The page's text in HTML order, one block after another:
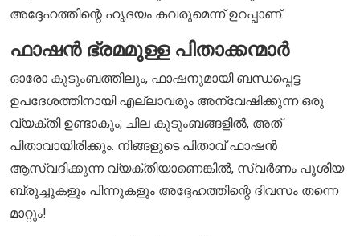
അദ്ദേഹത്തിന്റെ ഹൃദയം കവരുമെന്ന് ഉറപ്പാണ്.
ഫാഷൻ ഭ്രമമുള്ള പിതാക്കന്മാർ
ഓരോ കുടുംബത്തിലും, ഫാഷനുമായി ബന്ധപ്പെട്ട
ഉപദേശത്തിനായി എല്ലാവരും അന്വേഷിക്കുന്ന ഒരു
വ്യക്തി ഉണ്ടാകും; ചില കുടുംബങ്ങളിൽ, അത്
പിതാവായിരിക്കും. നിങ്ങളുടെ പിതാവ് ഫാഷൻ
ആസ്വദിക്കുന്ന വ്യക്തിയാണെങ്കിൽ, സ്വർണം പൂശിയ
ബ്രൂച്ചുകളും പിന്നുകളും അദ്ദേഹത്തിന്റെ ദിവസം തന്നെ
മാറ്റും!